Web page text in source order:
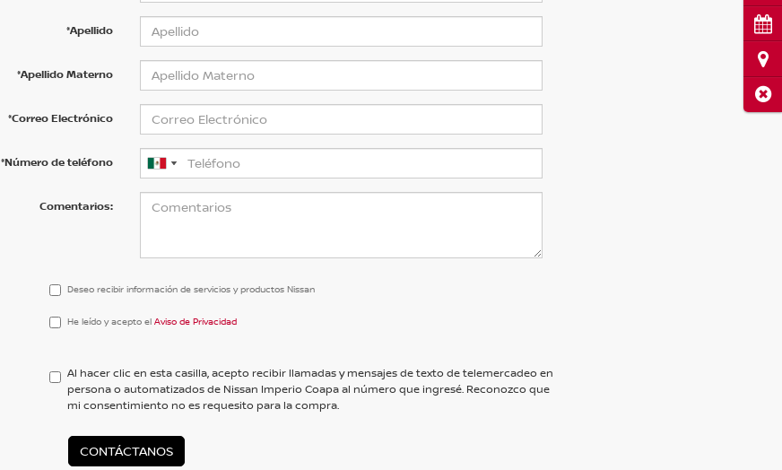
*Apellido
*Apellido Materno
*Correo Electrónico
*Número de teléfono
Comentarios:
Deseo recibir información de servicios y productos Nissan
He
el
<a
href='/privacy.aspx'
Privacidad</a>
He leído y acepto elAviso de Privacidad
Al hacer clic en esta casilla, acepto recibir llamadas y mensajes de texto de telemercadeo en
persona o automatizados de Nissan Imperio Coapa al número que ingresé. Reconozco que
mi consentimiento no es requesito para la compra.
CONTÁCTANOS